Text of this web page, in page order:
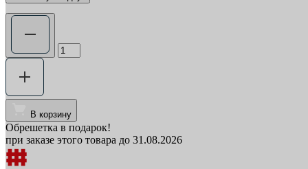
В корзину
Обрешетка в подарок!
при заказе этого товара до 31.08.2026